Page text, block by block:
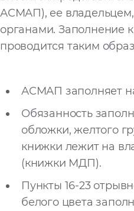
АСМАП), ее
органами. Заполнение
проводится таким
АСМАП заполняет
Обязанность
обложки, желтого
книжки лежит на
(книжки МДП).
Пункты 16-23
белого цвета